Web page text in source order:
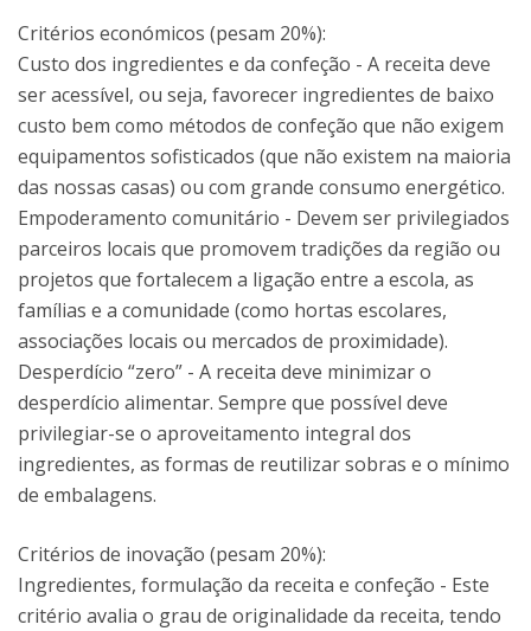
Critérios económicos (pesam 20%):
Custo dos ingredientes e da confeção - A receita deve
ser acessível, ou seja, favorecer ingredientes de baixo
custo bem como métodos de confeção que não exigem
equipamentos sofisticados (que não existem na maioria
das nossas casas) ou com grande consumo energético.
Empoderamento comunitário - Devem ser privilegiados
parceiros locais que promovem tradições da região ou
projetos que fortalecem a ligação entre a escola, as
famílias e a comunidade (como hortas escolares,
associações locais ou mercados de proximidade).
Desperdício “zero” - A receita deve minimizar o
desperdício alimentar. Sempre que possível deve
privilegiar-se o aproveitamento integral dos
ingredientes, as formas de reutilizar sobras e o mínimo
de embalagens.
Critérios de inovação (pesam 20%):
Ingredientes, formulação da receita e confeção - Este
critério avalia o grau de originalidade da receita, tendo